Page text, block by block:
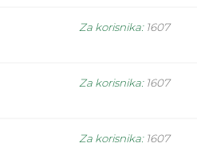
Za korisnika: 1607
Za korisnika: 1607
Za korisnika: 1607